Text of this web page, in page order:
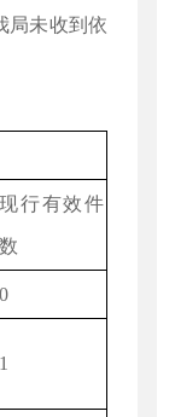
局未收到依
现行有效件
数
0
1